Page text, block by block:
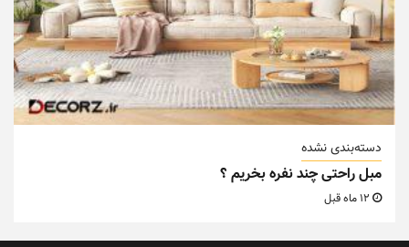
دسته‌بندی نشده
مبل راحتی چند نفره بخریم ؟